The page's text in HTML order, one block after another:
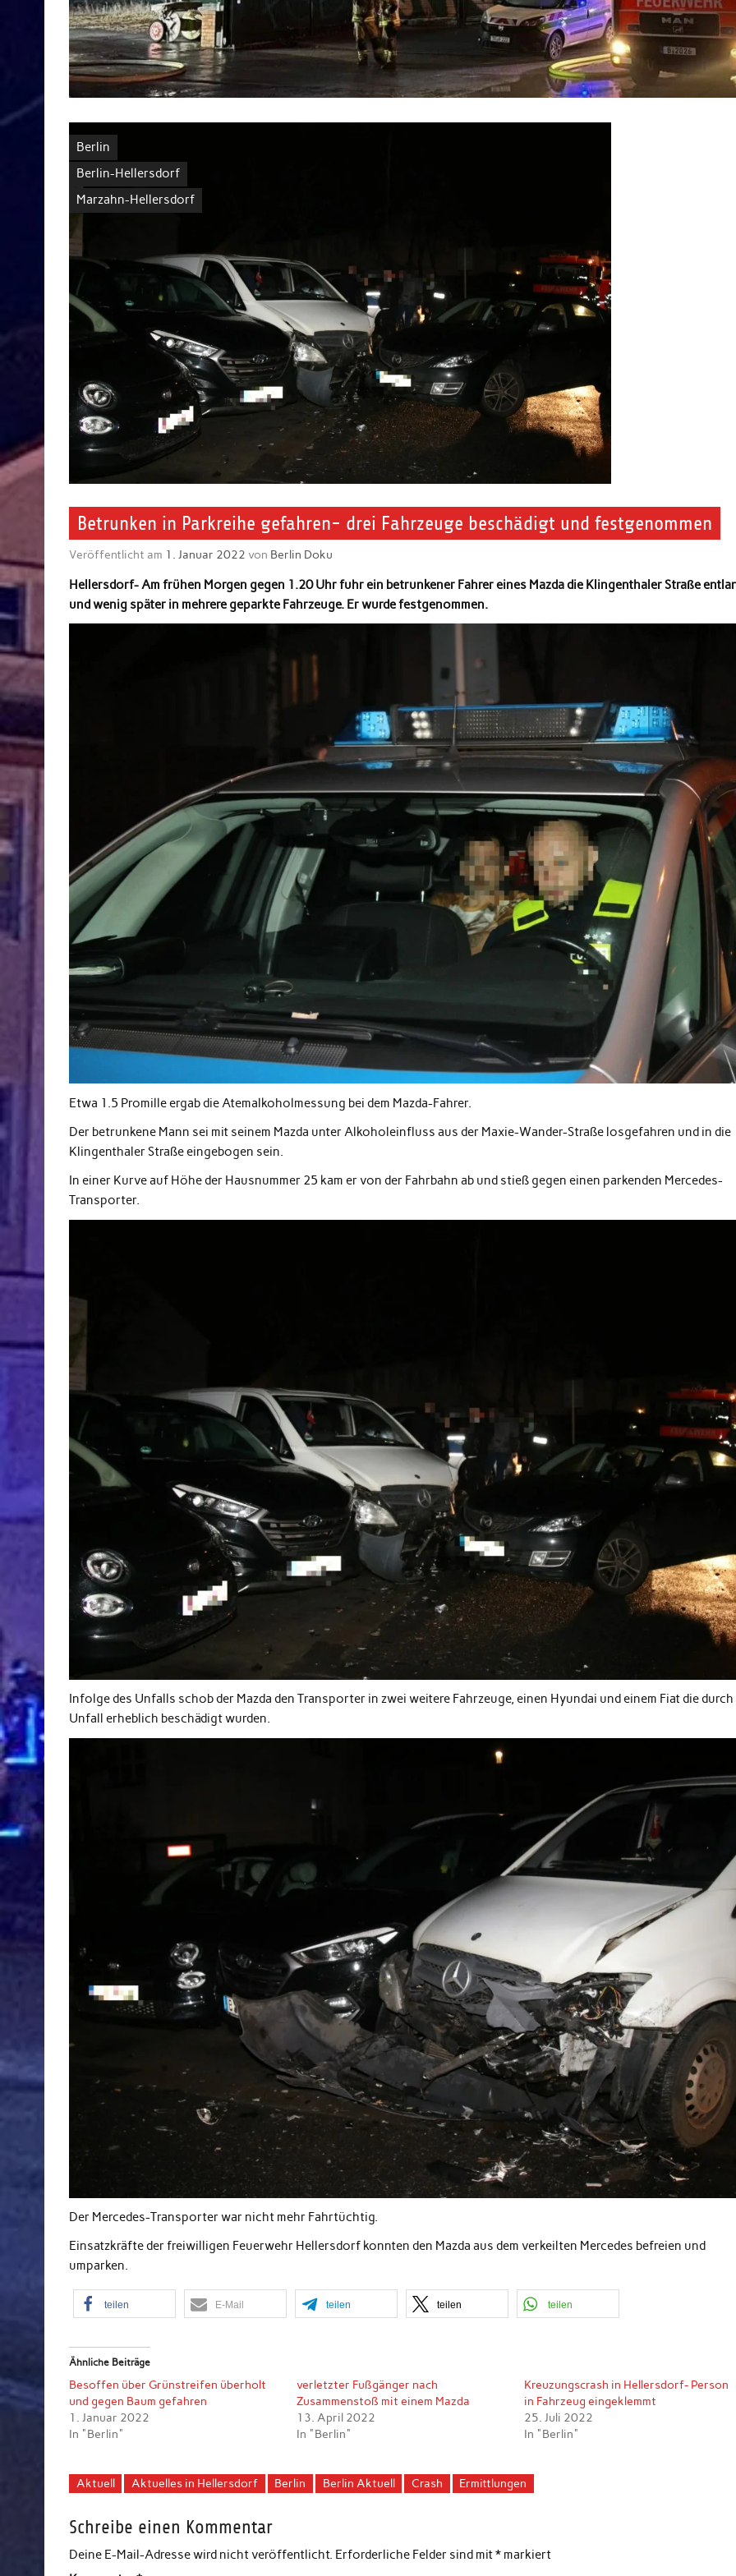
Berlin
Berlin-Hellersdorf
Marzahn-Hellersdorf
Betrunken in Parkreihe gefahren- drei Fahrzeuge beschädigt und festgenommen
Veröffentlicht am 1. Januar 2022 von Berlin Doku
Hellersdorf- Am frühen Morgen gegen 1.20 Uhr fuhr ein betrunkener Fahrer eines Mazda die Klingenthaler Straße
und wenig später in mehrere geparkte Fahrzeuge. Er wurde festgenommen.
Etwa 1.5 Promille ergab die Atemalkoholmessung bei dem Mazda-Fahrer.
Der betrunkene Mann sei mit seinem Mazda unter Alkoholeinfluss aus der Maxie-Wander-Straße losgefahren und in die
Klingenthaler Straße eingebogen sein.
In einer Kurve auf Höhe der Hausnummer 25 kam er von der Fahrbahn ab und stieß gegen einen parkenden Mercedes-
Transporter.
Infolge des Unfalls schob der Mazda den Transporter in zwei weitere Fahrzeuge, einen Hyundai und einem Fiat die durch
Unfall erheblich beschädigt wurden.
Der Mercedes-Transporter war nicht mehr Fahrtüchtig.
Einsatzkräfte der freiwilligen Feuerwehr Hellersdorf konnten den Mazda aus dem verkeilten Mercedes befreien und
umparken.
teilen E-Mail teilen teilen teilen
Ähnliche Beiträge
Besoffen über Grünstreifen überholt
und gegen Baum gefahren
1. Januar 2022
In "Berlin"
verletzter Fußgänger nach
Zusammenstoß mit einem Mazda
13. April 2022
In "Berlin"
Kreuzungscrash in Hellersdorf- Person
in Fahrzeug eingeklemmt
25. Juli 2022
In "Berlin"
Aktuell Aktuelles in Hellersdorf Berlin Berlin Aktuell Crash Ermittlungen
Schreibe einen Kommentar
Deine E-Mail-Adresse wird nicht veröffentlicht. Erforderliche Felder sind mit* markiert